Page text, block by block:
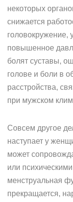
некоторых
снижается
головокружение,
повышенное
болят суставы,
голове и боли в
расстройства,
при мужском
Совсем другое
наступает у
может
или
менструальная
прекращается,